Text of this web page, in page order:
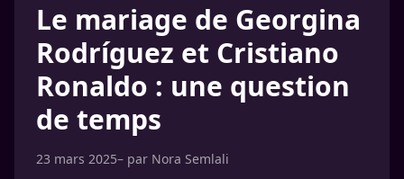
Le mariage de Georgina
Rodríguez et Cristiano
Ronaldo : une question
de temps
23 mars 2025– par Nora Semlali